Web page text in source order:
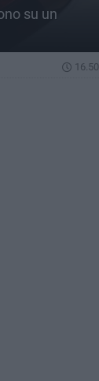
su un
16.50